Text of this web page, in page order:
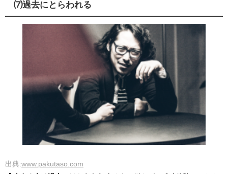
⑺過去にとらわれる
出典:www.pakutaso.com